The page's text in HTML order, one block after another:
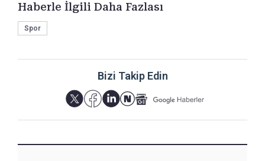
Haberle İlgili Daha Fazlası
Spor
Bizi Takip Edin